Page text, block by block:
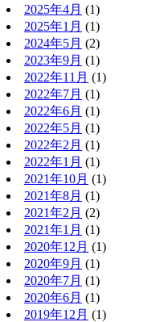
2025年4月 (1)
2025年1月 (1)
2024年5月 (2)
2023年9月 (1)
2022年11月 (1)
2022年7月 (1)
2022年6月 (1)
2022年5月 (1)
2022年2月 (1)
2022年1月 (1)
2021年10月 (1)
2021年8月 (1)
2021年2月 (2)
2021年1月 (1)
2020年12月 (1)
2020年9月 (1)
2020年7月 (1)
2020年6月 (1)
2019年12月 (1)